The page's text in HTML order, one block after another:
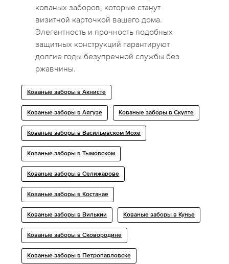
кованых заборов, которые станут
визитной карточкой вашего дома.
Элегантность и прочность подобных
защитных конструкций гарантируют
долгие годы безупречной службы без
ржавчины.
Кованые заборы в Акнисте
Кованые заборы в Аягузе Кованые заборы в Скулте
Кованые заборы в Васильевском Мохе
Кованые заборы в Тымовском
Кованые заборы в Селижарове
Кованые заборы в Костанае
Кованые заборы в Вилькии Кованые заборы в Кунье
Кованые заборы в Сковородине
Кованые заборы в Петропавловске